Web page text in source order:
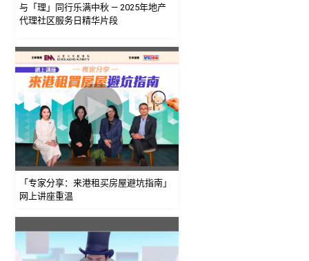
与「理」同行乐满中秋 — 2025年地产
代理社区服务日精华片段
「专家分享：来港租买房屋避坑指南」
网上讲座重温